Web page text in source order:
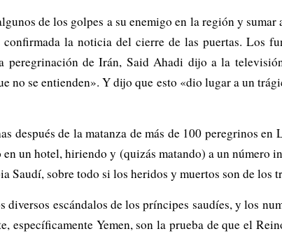
de los golpes a su enemigo en la región y sumar
la noticia del cierre de las puertas. Los
de Irán, Said Ahadi dijo a la
no se entienden». Y dijo que esto «dio lugar a un
después de la matanza de más de 100 peregrinos en
un hotel, hiriendo y (quizás matando) a un número
sobre todo si los heridos y muertos son de los
escándalos de los príncipes saudíes, y los
específicamente Yemen, son la prueba de que el